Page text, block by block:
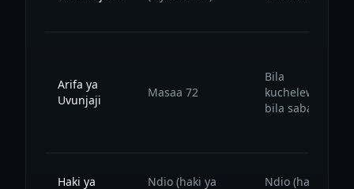
Arifa ya
Uvunjaji
Masaa 72
Bila
kuchelewesha
bila sababu
Haki ya
Ndio (haki ya
Ndio (haki ya